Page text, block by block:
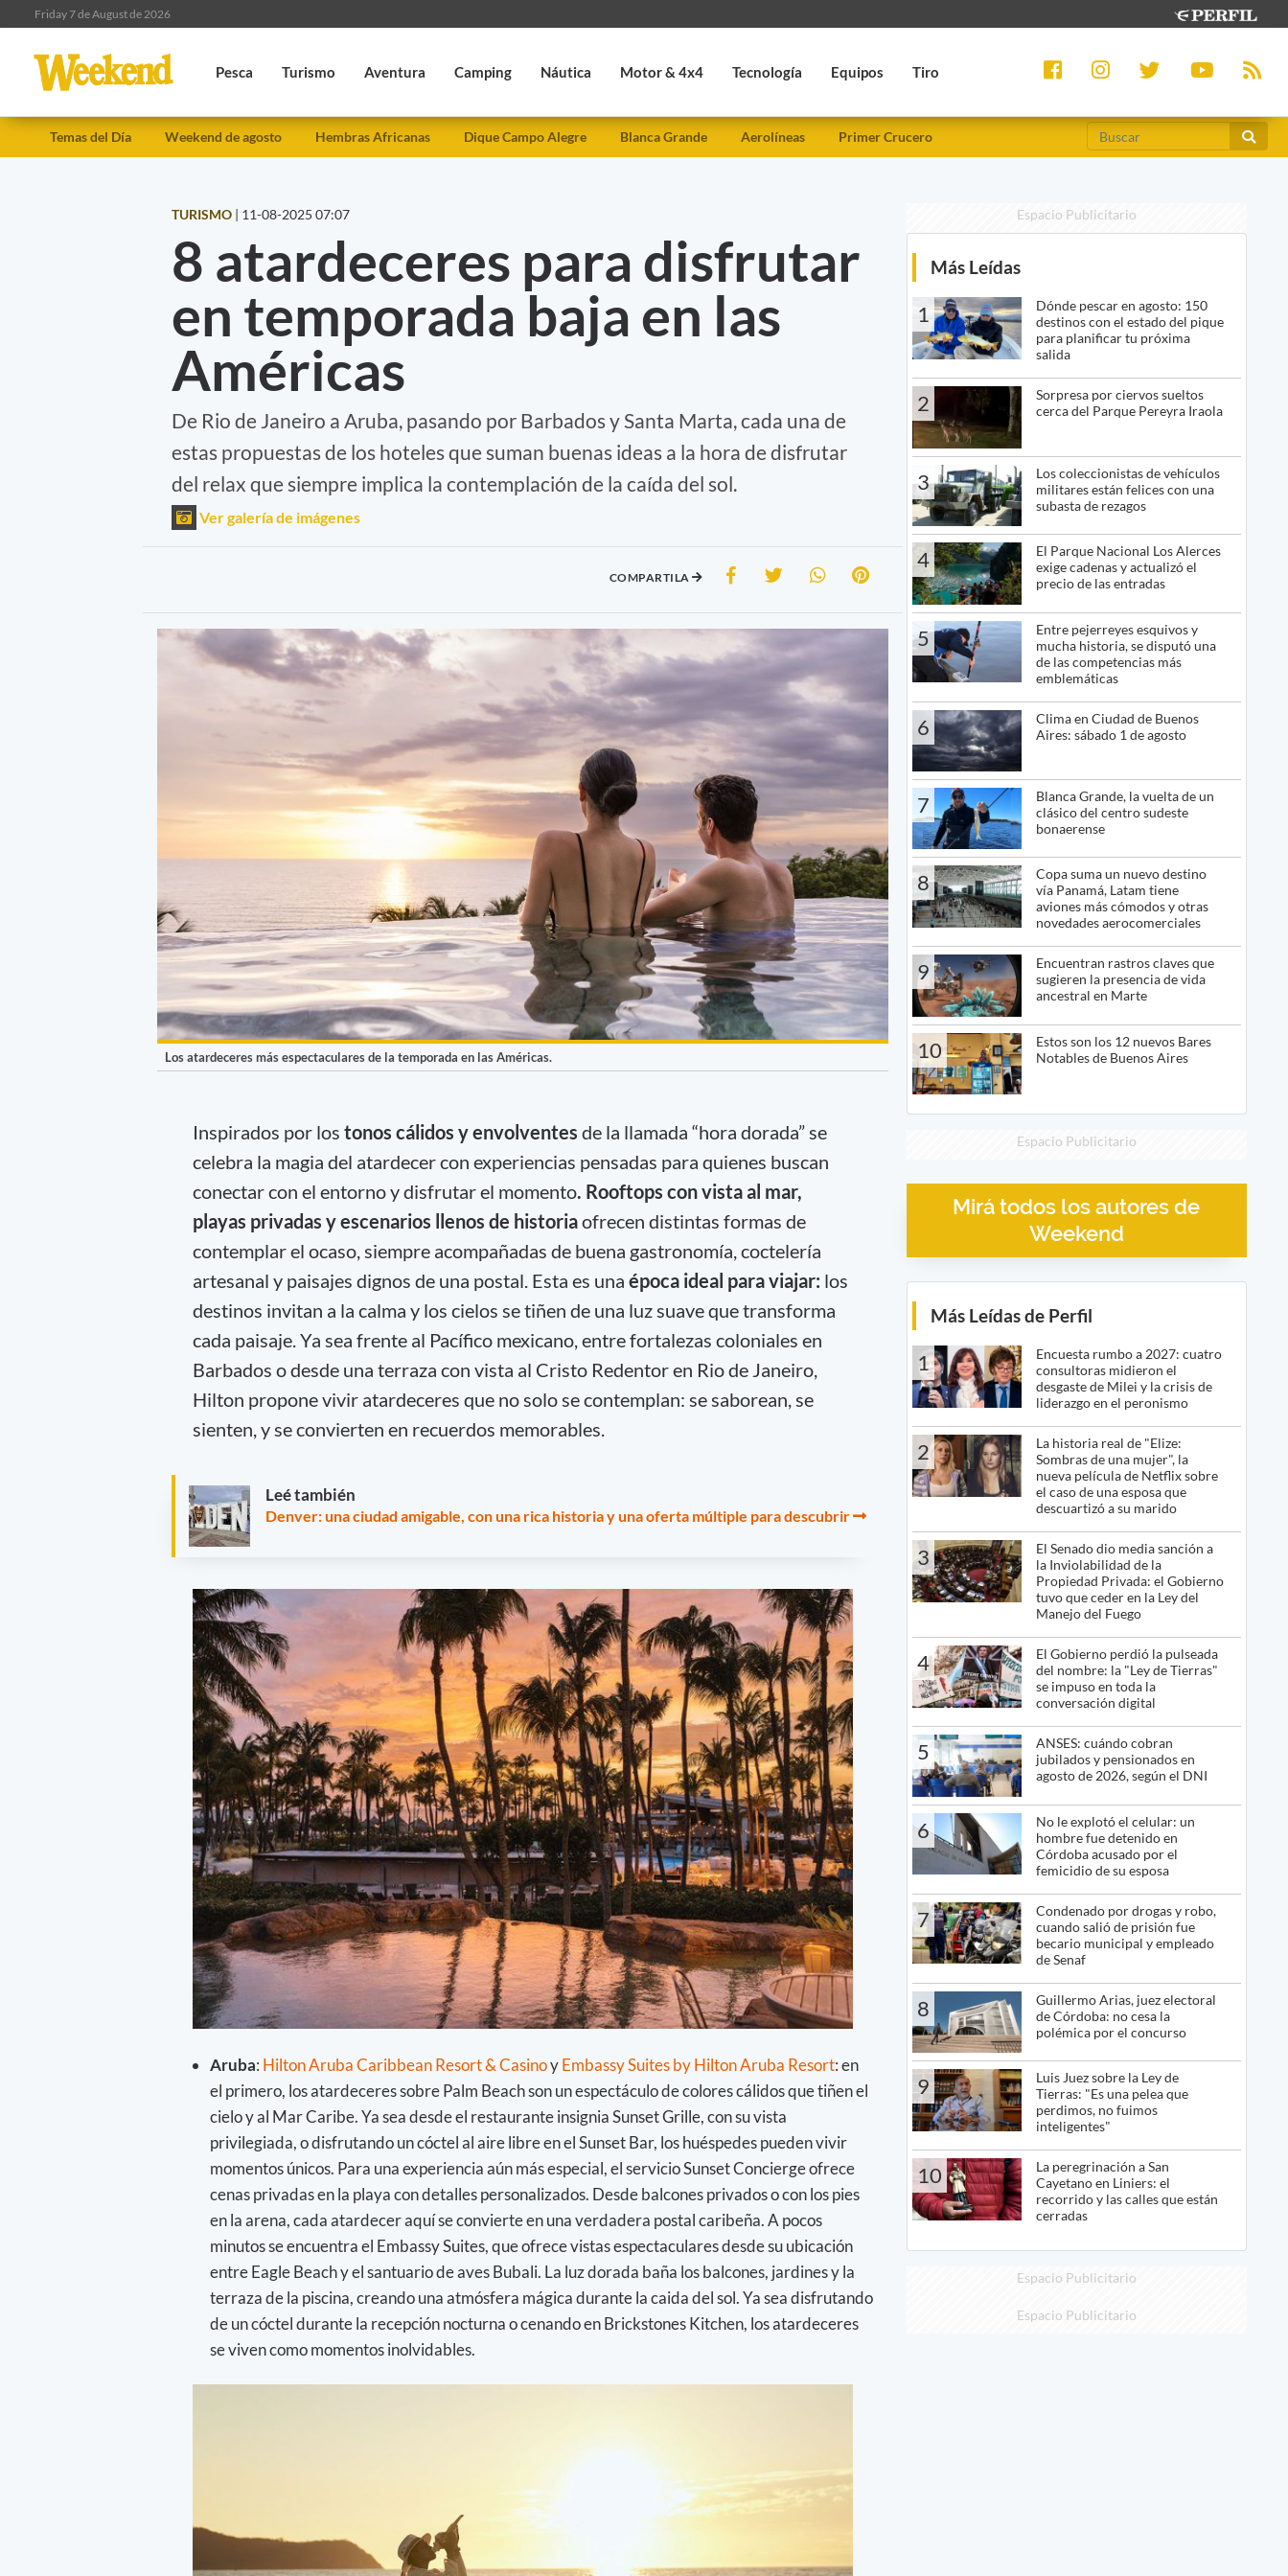
Friday 7 de August de 2026
Pesca Turismo Aventura Camping Náutica Motor & 4x4 Tecnología Equipos Tiro
Temas del Día Weekend de agosto Hembras Africanas Dique Campo Alegre Blanca Grande Aerolíneas Primer Crucero
TURISMO | 11-08-2025 07:07
8 atardeceres para disfrutar
en temporada baja en las
Américas
De Rio de Janeiro a Aruba, pasando por Barbados y Santa Marta, cada una de
estas propuestas de los hoteles que suman buenas ideas a la hora de disfrutar
del relax que siempre implica la contemplación de la caída del sol.
Ver galería de imágenes
COMPARTILA
Los atardeceres más espectaculares de la temporada en las Américas.
Inspirados por los tonos cálidos y envolventes de la llamada “hora dorada” se
celebra la magia del atardecer con experiencias pensadas para quienes buscan
conectar con el entorno y disfrutar el momento. Rooftops con vista al mar,
playas privadas y escenarios llenos de historiaofrecen distintas formas de
contemplar el ocaso, siempre acompañadas de buena gastronomía, coctelería
artesanal y paisajes dignos de una postal. Esta es una época ideal para viajar: los
destinos invitan a la calma y los cielos se tiñen de una luz suave que transforma
cada paisaje. Ya sea frente al Pacífico mexicano, entre fortalezas coloniales en
Barbados o desde una terraza con vista al Cristo Redentor en Rio de Janeiro,
Hilton propone vivir atardeceres que no solo se contemplan: se saborean, se
sienten, y se convierten en recuerdos memorables.
Leé también
Denver: una ciudad amigable, con una rica historia y una oferta múltiple para descubrir
Aruba: Hilton Aruba Caribbean Resort & CasinoyEmbassy Suites by Hilton Aruba Resort: en
el primero, los atardeceres sobre Palm Beach son un espectáculo de colores cálidos que tiñen el
cielo y al Mar Caribe. Ya sea desde el restaurante insignia Sunset Grille, con su vista
privilegiada, o disfrutando un cóctel al aire libre en el Sunset Bar, los huéspedes pueden vivir
momentos únicos. Para una experiencia aún más especial, el servicio Sunset Concierge ofrece
cenas privadas en la playa con detalles personalizados. Desde balcones privados o con los pies
en la arena, cada atardecer aquí se convierte en una verdadera postal caribeña. A pocos
minutos se encuentra el Embassy Suites, que ofrece vistas espectaculares desde su ubicación
entre Eagle Beach y el santuario de aves Bubali. La luz dorada baña los balcones, jardines y la
terraza de la piscina, creando una atmósfera mágica durante la caida del sol. Ya sea disfrutando
de un cóctel durante la recepción nocturna o cenando en Brickstones Kitchen, los atardeceres
se viven como momentos inolvidables.
Espacio Publicitario
Más Leídas
1
Dónde pescar en agosto: 150
destinos con el estado del pique
para planificar tu próxima
salida
2
Sorpresa por ciervos sueltos
cerca del Parque Pereyra Iraola
3
Los coleccionistas de vehículos
militares están felices con una
subasta de rezagos
4
El Parque Nacional Los Alerces
exige cadenas y actualizó el
precio de las entradas
5
Entre pejerreyes esquivos y
mucha historia, se disputó una
de las competencias más
emblemáticas
6
Clima en Ciudad de Buenos
Aires: sábado 1 de agosto
7
Blanca Grande, la vuelta de un
clásico del centro sudeste
bonaerense
8
Copa suma un nuevo destino
vía Panamá, Latam tiene
aviones más cómodos y otras
novedades aerocomerciales
9
Encuentran rastros claves que
sugieren la presencia de vida
ancestral en Marte
10
Estos son los 12 nuevos Bares
Notables de Buenos Aires
Espacio Publicitario
Mirá todos los autores de
Weekend
Más Leídas de Perfil
1
Encuesta rumbo a 2027: cuatro
consultoras midieron el
desgaste de Milei y la crisis de
liderazgo en el peronismo
2
La historia real de "Elize:
Sombras de una mujer", la
nueva película de Netflix sobre
el caso de una esposa que
descuartizó a su marido
3
El Senado dio media sanción a
la Inviolabilidad de la
Propiedad Privada: el Gobierno
tuvo que ceder en la Ley del
Manejo del Fuego
4
El Gobierno perdió la pulseada
del nombre: la "Ley de Tierras"
se impuso en toda la
conversación digital
5
ANSES: cuándo cobran
jubilados y pensionados en
agosto de 2026, según el DNI
6
No le explotó el celular: un
hombre fue detenido en
Córdoba acusado por el
femicidio de su esposa
7
Condenado por drogas y robo,
cuando salió de prisión fue
becario municipal y empleado
de Senaf
8
Guillermo Arias, juez electoral
de Córdoba: no cesa la
polémica por el concurso
9
Luis Juez sobre la Ley de
Tierras: "Es una pelea que
perdimos, no fuimos
inteligentes"
10
La peregrinación a San
Cayetano en Liniers: el
recorrido y las calles que están
cerradas
Espacio Publicitario
Espacio Publicitario